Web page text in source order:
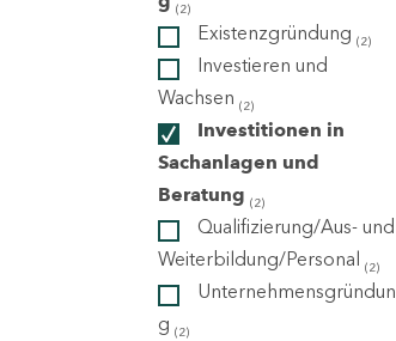
(2)
Existenzgründung (2)
Investieren und
Wachsen (2)
Investitionen in
Sachanlagen und
Beratung (2)
Qualifizierung/Aus- und
Weiterbildung/Personal (2)
Unternehmensgründun
g (2)